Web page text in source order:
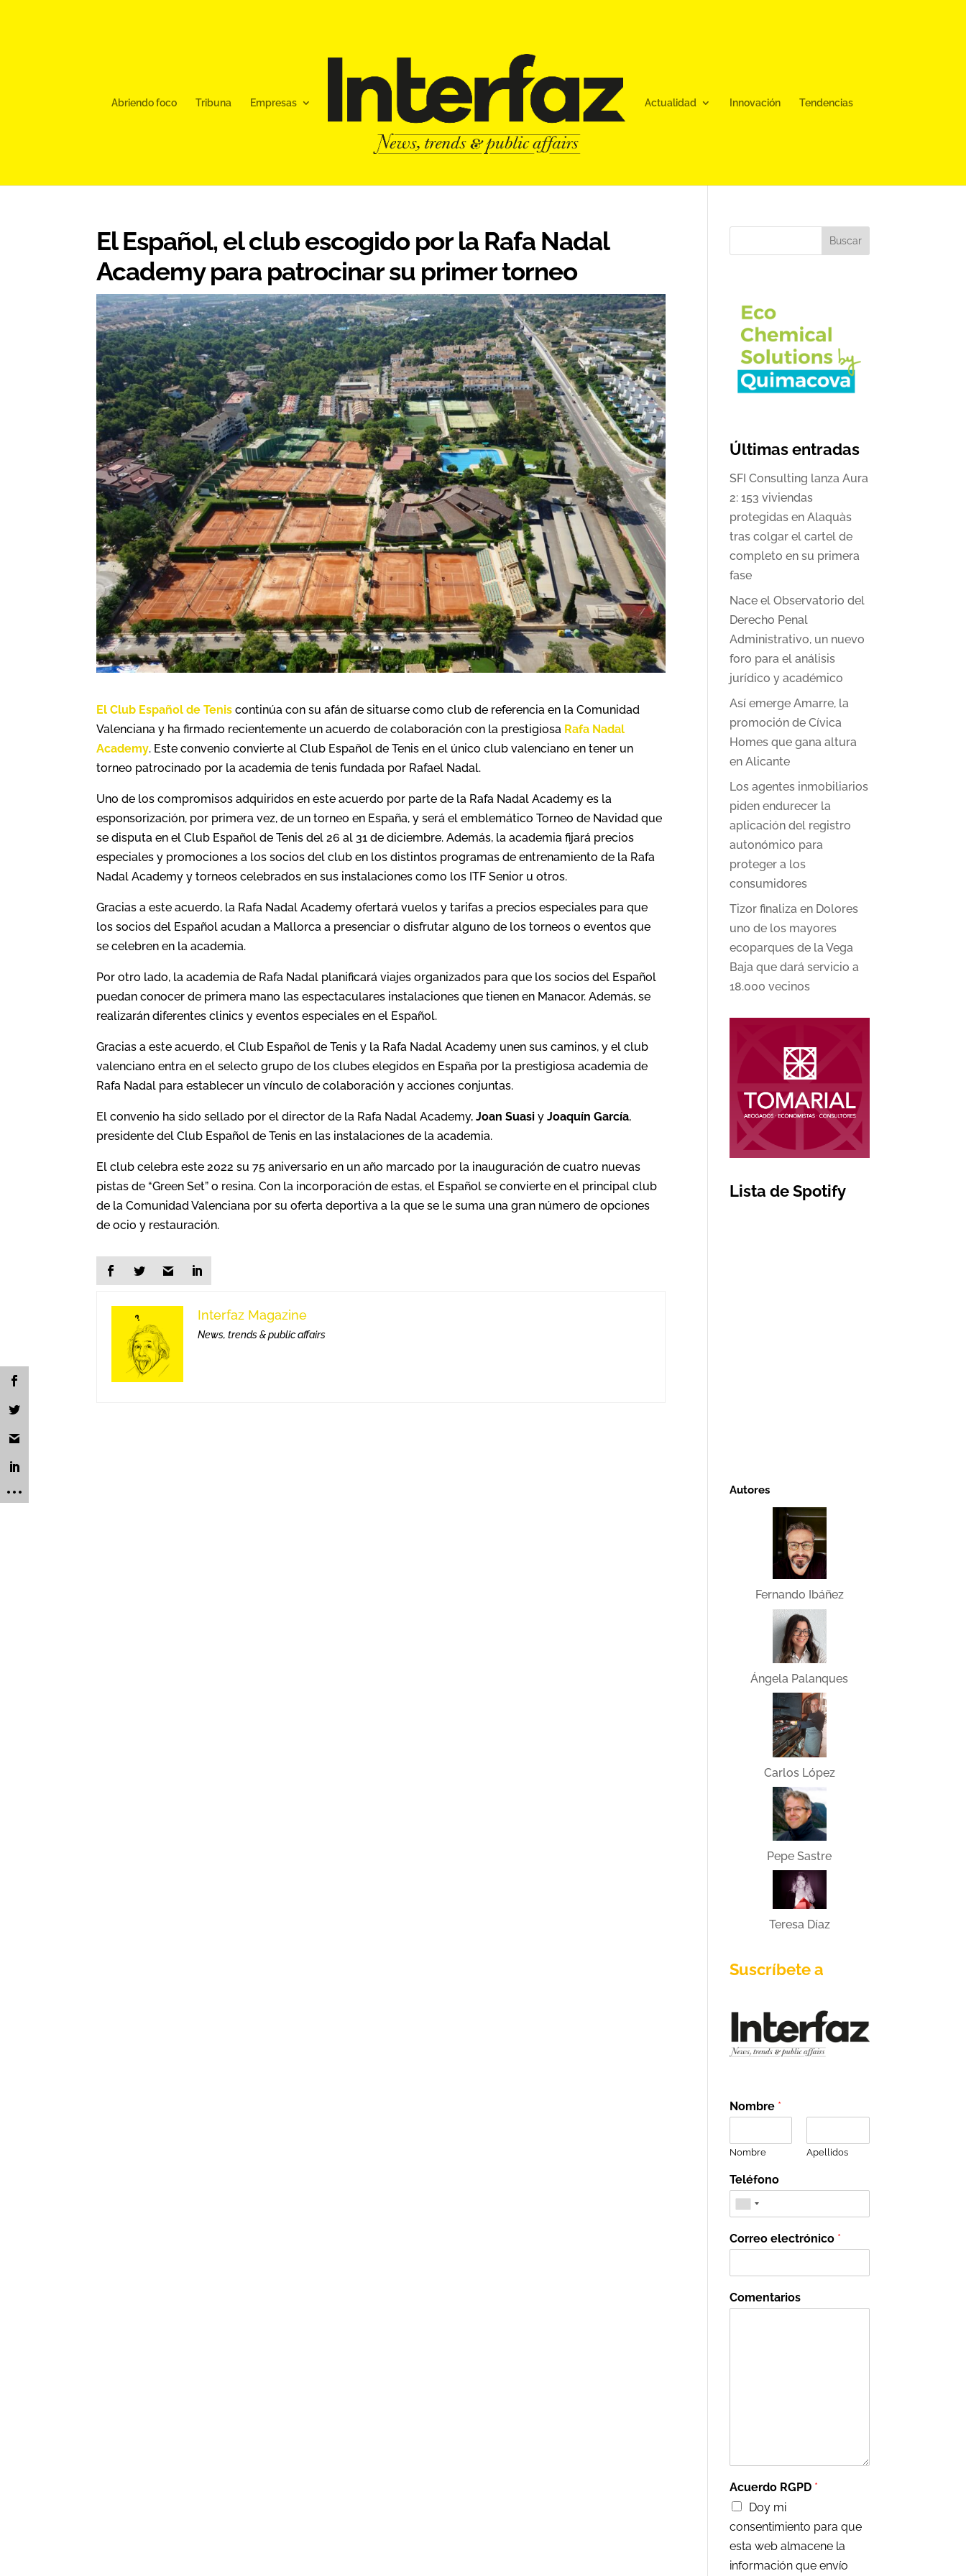
Abriendo foco Tribuna Empresas Actualidad Innovación Tendencias
El Español, el club escogido por la Rafa Nadal
Academy para patrocinar su primer torneo
El Club Español de Tenis continúa con su afán de situarse como club de referencia en la Comunidad
Valenciana y ha firmado recientemente un acuerdo de colaboración con la prestigiosa Rafa Nadal
Academy. Este convenio convierte al Club Español de Tenis en el único club valenciano en tener un
torneo patrocinado por la academia de tenis fundada por Rafael Nadal.
Uno de los compromisos adquiridos en este acuerdo por parte de la Rafa Nadal Academy es la
esponsorización, por primera vez, de un torneo en España, y será el emblemático Torneo de Navidad que
se disputa en el Club Español de Tenis del 26 al 31 de diciembre. Además, la academia fijará precios
especiales y promociones a los socios del club en los distintos programas de entrenamiento de la Rafa
Nadal Academy y torneos celebrados en sus instalaciones como los ITF Senior u otros.
Gracias a este acuerdo, la Rafa Nadal Academy ofertará vuelos y tarifas a precios especiales para que
los socios del Español acudan a Mallorca a presenciar o disfrutar alguno de los torneos o eventos que
se celebren en la academia.
Por otro lado, la academia de Rafa Nadal planificará viajes organizados para que los socios del Español
puedan conocer de primera mano las espectaculares instalaciones que tienen en Manacor. Además, se
realizarán diferentes clinics y eventos especiales en el Español.
Gracias a este acuerdo, el Club Español de Tenis y la Rafa Nadal Academy unen sus caminos, y el club
valenciano entra en el selecto grupo de los clubes elegidos en España por la prestigiosa academia de
Rafa Nadal para establecer un vínculo de colaboración y acciones conjuntas.
El convenio ha sido sellado por el director de la Rafa Nadal Academy,Joan Suasi yJoaquín García,
presidente del Club Español de Tenis en las instalaciones de la academia.
El club celebra este 2022 su 75 aniversario en un año marcado por la inauguración de cuatro nuevas
pistas de “Green Set” o resina. Con la incorporación de estas, el Español se convierte en el principal club
de la Comunidad Valenciana por su oferta deportiva a la que se le suma una gran número de opciones
de ocio y restauración.
Interfaz Magazine
News, trends & public affairs
Buscar
Últimas entradas
SFI Consulting lanza Aura
2: 153 viviendas
protegidas en Alaquàs
tras colgar el cartel de
completo en su primera
fase
Nace el Observatorio del
Derecho Penal
Administrativo, un nuevo
foro para el análisis
jurídico y académico
Así emerge Amarre, la
promoción de Cívica
Homes que gana altura
en Alicante
Los agentes inmobiliarios
piden endurecer la
aplicación del registro
autonómico para
proteger a los
consumidores
Tizor finaliza en Dolores
uno de los mayores
ecoparques de la Vega
Baja que dará servicio a
18.000 vecinos
Lista de Spotify
Autores
Fernando Ibáñez
Ángela Palanques
Carlos López
Pepe Sastre
Teresa Díaz
Suscríbete a
Nombre *
Nombre Apellidos
Teléfono
Correo electrónico *
Comentarios
Acuerdo RGPD *
Doy mi
consentimiento para que
esta web almacene la
información que envío